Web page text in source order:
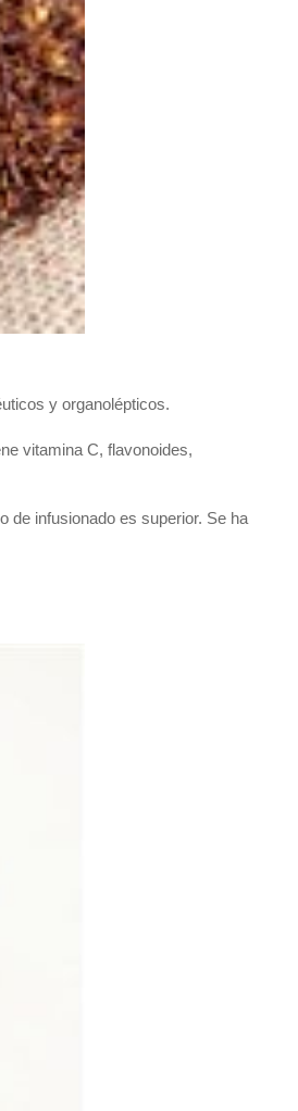
y organolépticos.
vitamina C, flavonoides,
de infusionado es superior. Se ha